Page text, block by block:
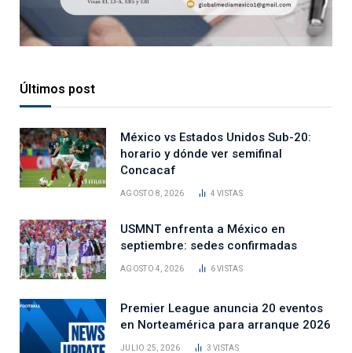
Últimos post
México vs Estados Unidos Sub-20:
horario y dónde ver semifinal
Concacaf
AGOSTO 8, 2026 4VISTAS
USMNT enfrenta a México en
septiembre: sedes confirmadas
AGOSTO 4, 2026 6VISTAS
Premier League anuncia 20 eventos
en Norteamérica para arranque 2026
JULIO 25, 2026 3VISTAS